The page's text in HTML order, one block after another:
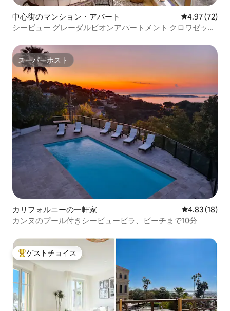
中心街のマンション・アパート レビュー72
4.97 (72)
シービュー グレーダルビオンアパートメント クロワゼット
スーパーホスト
スーパーホスト
カリフォルニーの一軒家 レビュー18
4.83 (18)
カンヌのプール付きシービュービラ、ビーチまで10分
大好評のゲストチョイスです。
ゲストチョイス